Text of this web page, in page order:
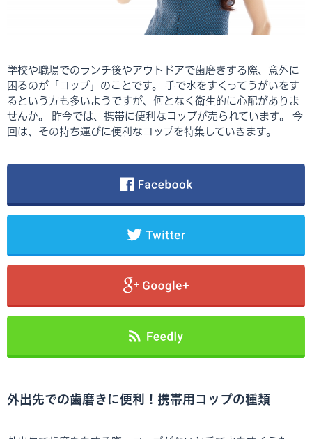
学校や職場でのランチ後やアウトドアで歯磨きする際、意外に
困るのが「コップ」のことです。 手で水をすくってうがいをす
るという方も多いようですが、何となく衛生的に心配がありま
せんか。 昨今では、携帯に便利なコップが売られています。 今
回は、その持ち運びに便利なコップを特集していきます。
外出先での歯磨きに便利！携帯用コップの種類